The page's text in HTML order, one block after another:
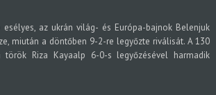
az ukrán világ- és Európa-bajnok Belenjuk
miután a döntőben 9-2-re legyőzte riválisát. A 130
Riza Kayaalp 6-0-s legyőzésével harmadik